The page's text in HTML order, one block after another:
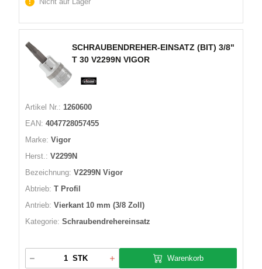
SCHRAUBENDREHER-EINSATZ (BIT) 3/8"
T 30 V2299N VIGOR
Artikel Nr.: 1260600
EAN: 4047728057455
Marke: Vigor
Herst.: V2299N
Bezeichnung: V2299N Vigor
Abtrieb: T Profil
Antrieb: Vierkant 10 mm (3/8 Zoll)
Kategorie: Schraubendrehereinsatz
STK Warenkorb